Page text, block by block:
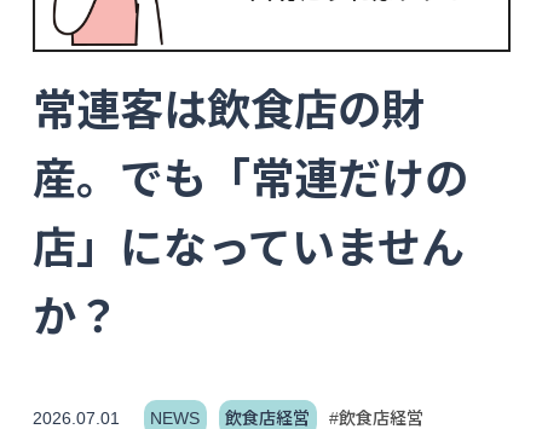
常連客は飲食店の財
産。でも「常連だけの
店」になっていません
か？
2026.07.01 NEWS 飲食店経営 #飲食店経営